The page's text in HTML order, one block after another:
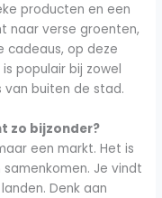
producten en een
naar verse groenten,
cadeaus, op deze
populair bij zowel
van buiten de stad.
zo bijzonder?
een markt. Het is
Je vindt
Denk aan